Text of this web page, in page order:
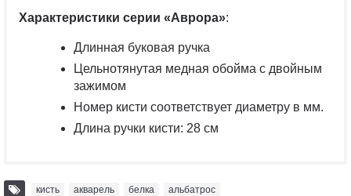
Характеристики серии «Аврора»:
Длинная буковая ручка
Цельнотянутая медная обойма с двойным
зажимом
Номер кисти соответствует диаметру в мм.
Длина ручки кисти: 28 см
кисть акварель белка альбатрос